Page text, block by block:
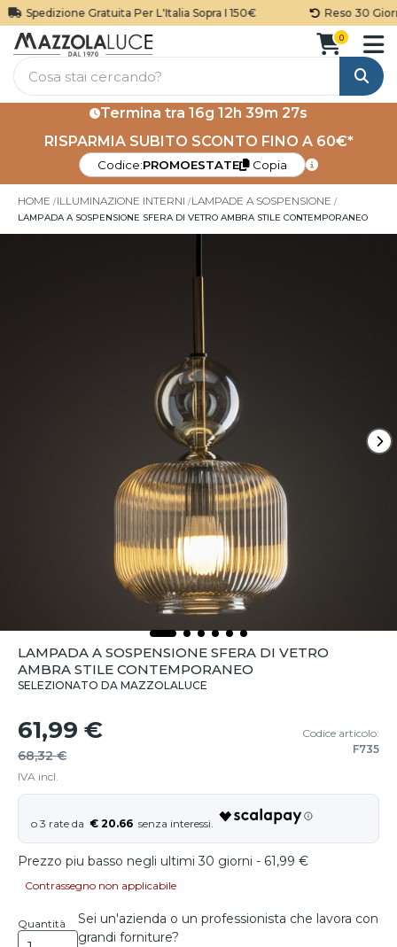
Spedizione Gratuita Per L'Italia Sopra I 150€ Reso 30 Giorni
Cerca
0
Termina tra 16g 12h 39m 27s
RISPARMIA SUBITO SCONTO FINO A 60€*
Codice:PROMOESTATE Copia
HOME ILLUMINAZIONE INTERNI LAMPADE A SOSPENSIONE
LAMPADA A SOSPENSIONE SFERA DI VETRO AMBRA STILE CONTEMPORANEO
LAMPADA A SOSPENSIONE SFERA DI VETRO
AMBRA STILE CONTEMPORANEO
SELEZIONATO DA MAZZOLALUCE
61,99 €
68,32 €
IVA incl.
Codice articolo:
F735
€ 20.66
Prezzo piu basso negli ultimi 30 giorni - 61,99 €
Contrassegno non applicabile
Quantità
Sei un'azienda o un professionista che lavora con
grandi forniture?